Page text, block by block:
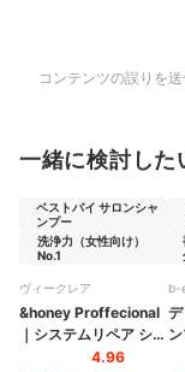
コンテンツの誤りを
一緒に検討した
ベストバイ サロンシャ
ンプー
洗浄力（女性向け）
No.1
ヴィークレア
&honey Proffecional
｜ システムリペア シャ
4.96
b-